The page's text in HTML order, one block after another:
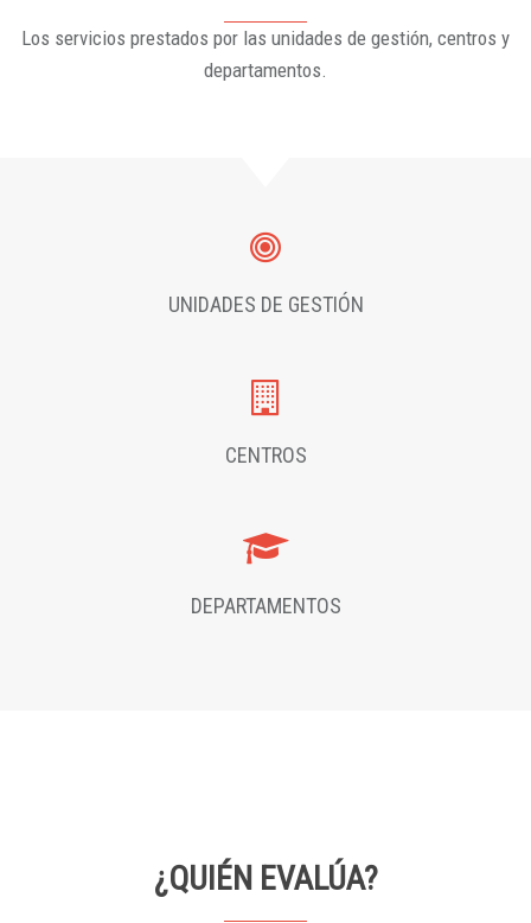
Los servicios prestados por las unidades de gestión, centros y
departamentos.
UNIDADES DE GESTIÓN
CENTROS
DEPARTAMENTOS
¿QUIÉN EVALÚA?